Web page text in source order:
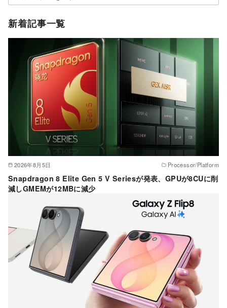
テ
ゴ
新着記事一覧
2026年8月5日 Processor/Platform
Snapdragon 8 Elite Gen 5 V Seriesが発表、GPUが8CUに削
減しGMEMが12MBに減少